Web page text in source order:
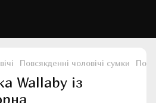
Повсякденні чоловічі сумки
Wallaby із